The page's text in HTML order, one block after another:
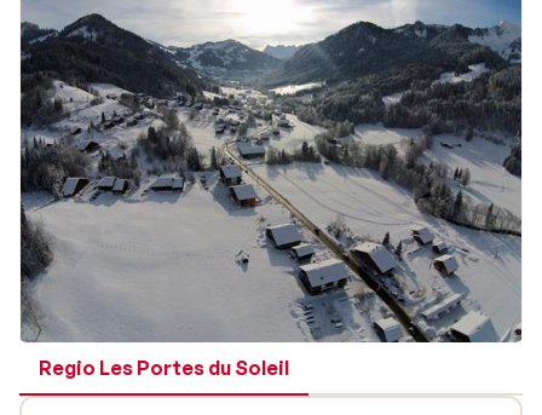
ophalen!
Skilift
De skiliften van Abondance vind je niet direct op dit
skigebied. Je kunt de skiliften gebruiken van La
Chapelle d'Abondance, of neem de cabinelift Le
Panthiaz voor het grotere skigebied. Deze bevindt zich
buiten het centrum.
Regio Les Portes du Soleil